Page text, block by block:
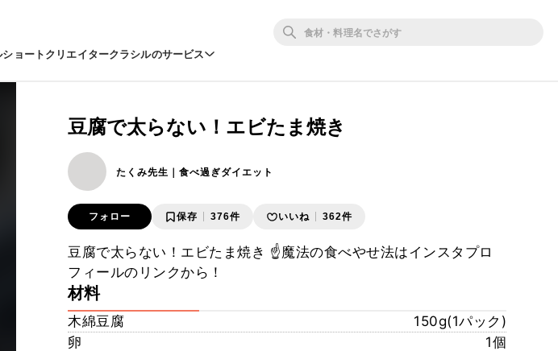
ョートクリエイタークラシルのサービス
豆腐で太らない！エビたま焼き
たくみ先生｜食べ過ぎダイエット
フォロー 保存 376件 いいね 362件
豆腐で太らない！エビたま焼き ☝️魔法の食べやせ法はインスタプロ
フィールのリンクから！
材料
木綿豆腐
150g(1パック)
卵
1個